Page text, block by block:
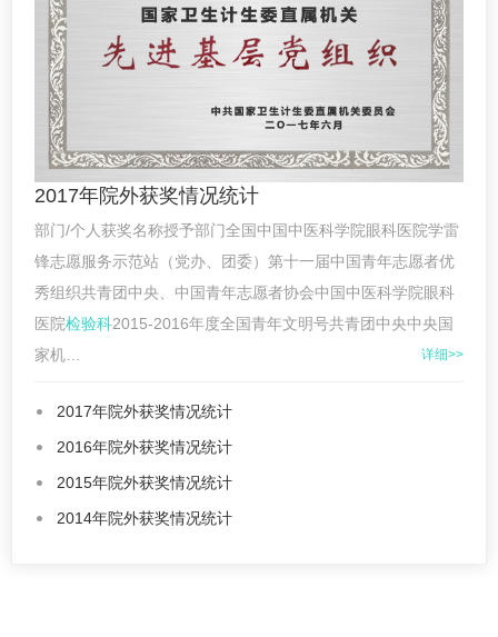
2017年院外获奖情况统计
部门/个人获奖名称授予部门全国中国中医科学院眼科医院学雷
锋志愿服务示范站（党办、团委）第十一届中国青年志愿者优
秀组织共青团中央、中国青年志愿者协会中国中医科学院眼科
医院检验科2015-2016年度全国青年文明号共青团中央中央国
家机…
详细>>
2017年院外获奖情况统计
2016年院外获奖情况统计
2015年院外获奖情况统计
2014年院外获奖情况统计